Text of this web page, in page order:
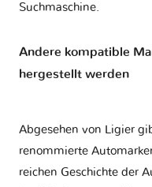
Suchmaschine.
Andere kompatible
hergestellt werden
Abgesehen von Ligier
renommierte
reichen Geschichte der